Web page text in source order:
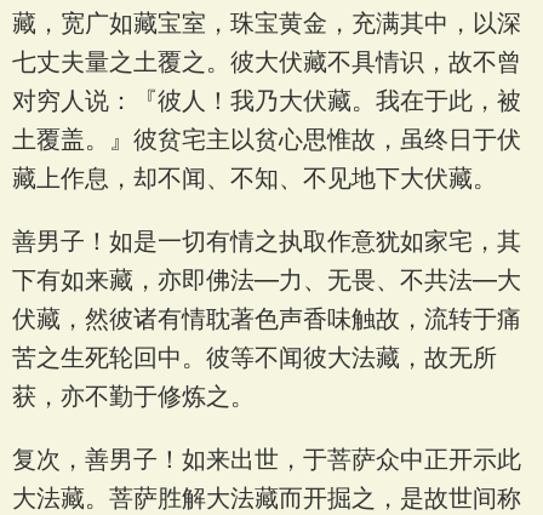
藏，宽广如藏宝室，珠宝黄金，充满其中，以深
七丈夫量之土覆之。彼大伏藏不具情识，故不曾
对穷人说：『彼人！我乃大伏藏。我在于此，被
土覆盖。』彼贫宅主以贫心思惟故，虽终日于伏
藏上作息，却不闻、不知、不见地下大伏藏。
善男子！如是一切有情之执取作意犹如家宅，其
下有如来藏，亦即佛法—力、无畏、不共法—大
伏藏，然彼诸有情耽著色声香味触故，流转于痛
苦之生死轮回中。彼等不闻彼大法藏，故无所
获，亦不勤于修炼之。
复次，善男子！如来出世，于菩萨众中正开示此
大法藏。菩萨胜解大法藏而开掘之，是故世间称